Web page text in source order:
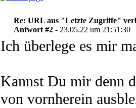
Re: URL aus "Letzte Zugriffe"
Antwort #2 - 23.05.22 um 21:51:30
Ich überlege es mir
Kannst Du mir denn
von vornherein